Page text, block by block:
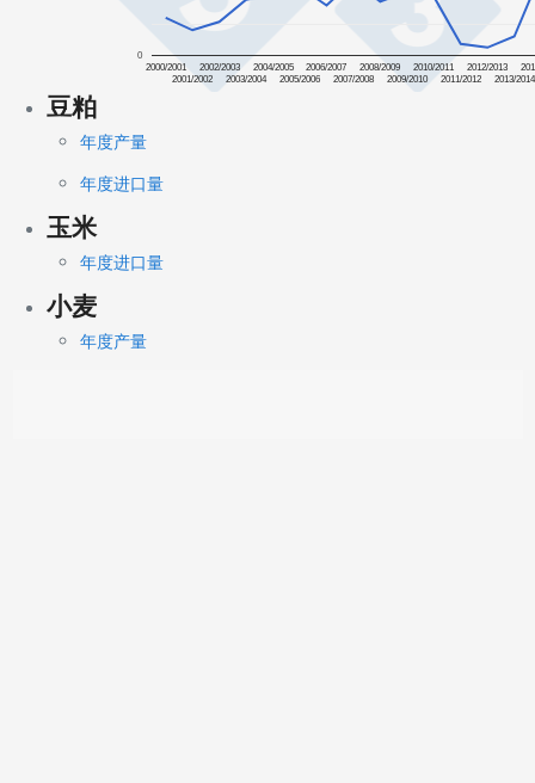
2000/2001
2001/2002
2002/2003
2003/2004
2004/2005
2005/2006
2006/2007
2007/2008
2008/2009
2009/2010
2010/2011
2011/2012
2012/2013
2013/2014
0
豆粕
年度产量
年度进口量
玉米
年度进口量
小麦
年度产量